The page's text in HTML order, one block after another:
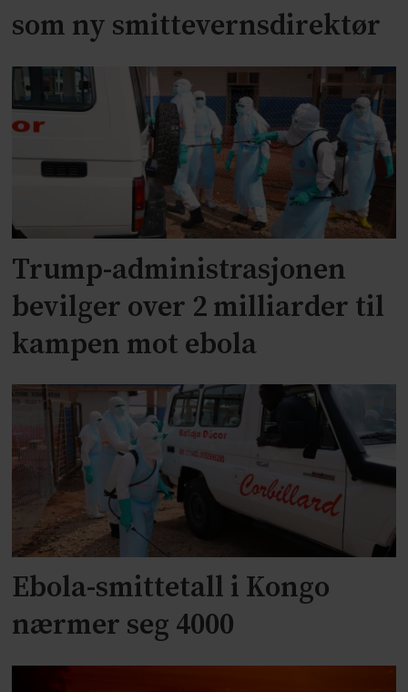
som ny smittevernsdirektør
Trump-administrasjonen
bevilger over 2 milliarder til
kampen mot ebola
Ebola-smittetall i Kongo
nærmer seg 4000